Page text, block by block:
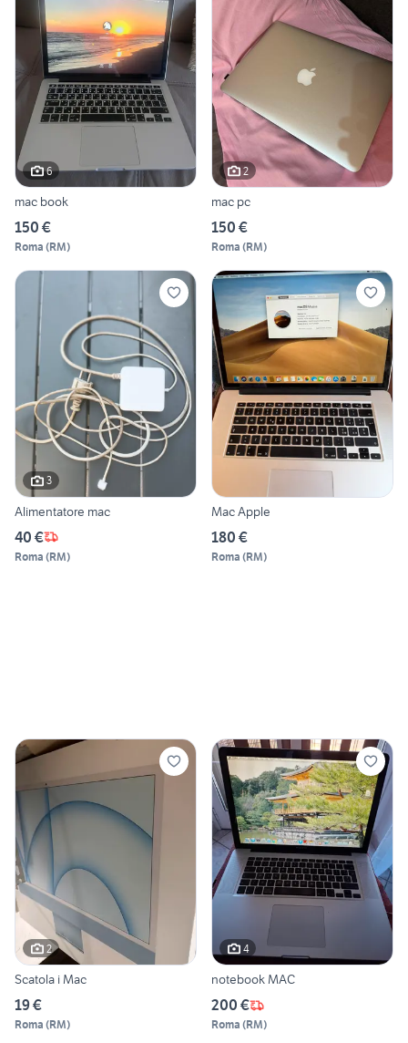
6
mac book
150 €
Roma (RM)
2
mac pc
150 €
Roma (RM)
3
Alimentatore mac
40 €
Roma (RM)
Mac Apple
180 €
Roma (RM)
2
Scatola i Mac
19 €
Roma (RM)
4
notebook MAC
200 €
Roma (RM)